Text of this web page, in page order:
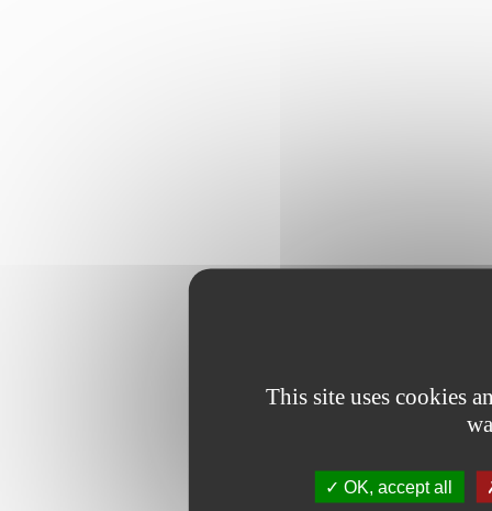
This site uses cookies
OK, accept all